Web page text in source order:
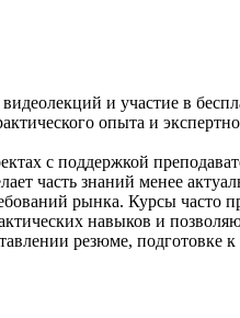
и участие в
опыта и
с поддержкой
часть знаний менее
рынка. Курсы часто
навыков и
резюме, подготовке к